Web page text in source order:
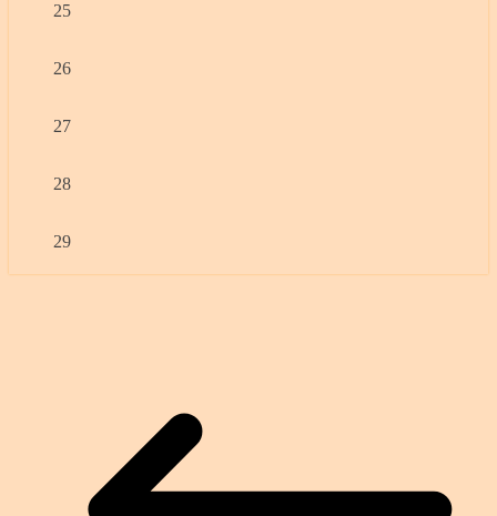
25
26
27
28
29